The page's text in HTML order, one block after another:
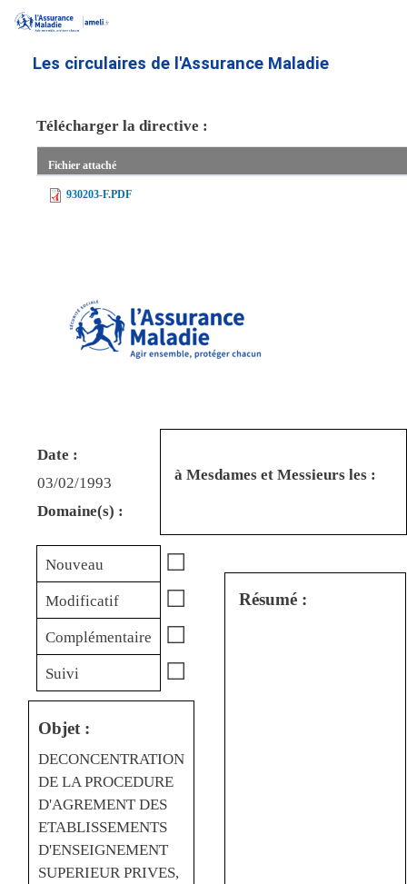
contenu
Les circulaires de l'Assurance Maladie
Télécharger la directive :
Fichier attaché
930203-F.PDF
Date :
03/02/1993
Domaine(s) :
à Mesdames et Messieurs les :
Nouveau ☐
Modificatif ☐
Complémentaire ☐
Suivi ☐
Objet :
DECONCENTRATION
DE LA PROCEDURE
D'AGREMENT DES
ETABLISSEMENTS
D'ENSEIGNEMENT
SUPERIEUR PRIVES,
Résumé :